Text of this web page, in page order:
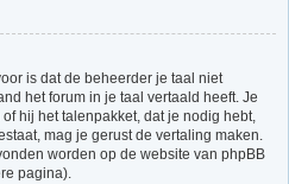
is dat de beheerder je taal niet
het forum in je taal vertaald heeft. Je
hij het talenpakket, dat je nodig hebt,
mag je gerust de vertaling maken.
worden op de website van phpBB
pagina).